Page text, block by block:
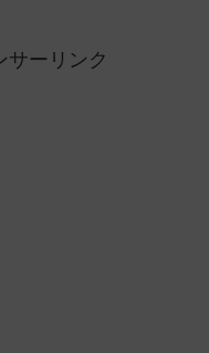
サーリンク